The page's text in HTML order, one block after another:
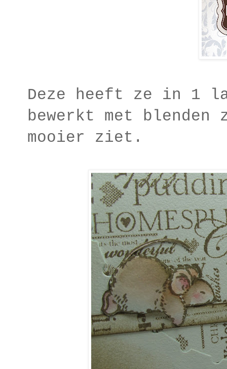
Deze heeft ze in 1
bewerkt met blenden
mooier ziet.